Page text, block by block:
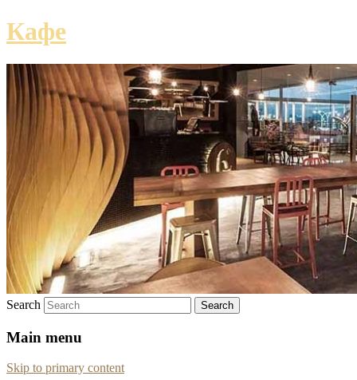
Кафе
Search
Main menu
Skip to primary content